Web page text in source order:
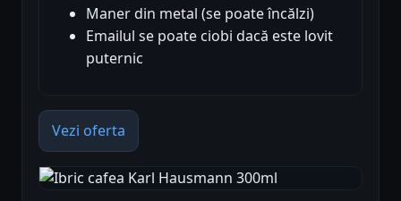
Maner din metal (se poate încălzi)
Emailul se poate ciobi dacă este lovit
puternic
Vezi oferta